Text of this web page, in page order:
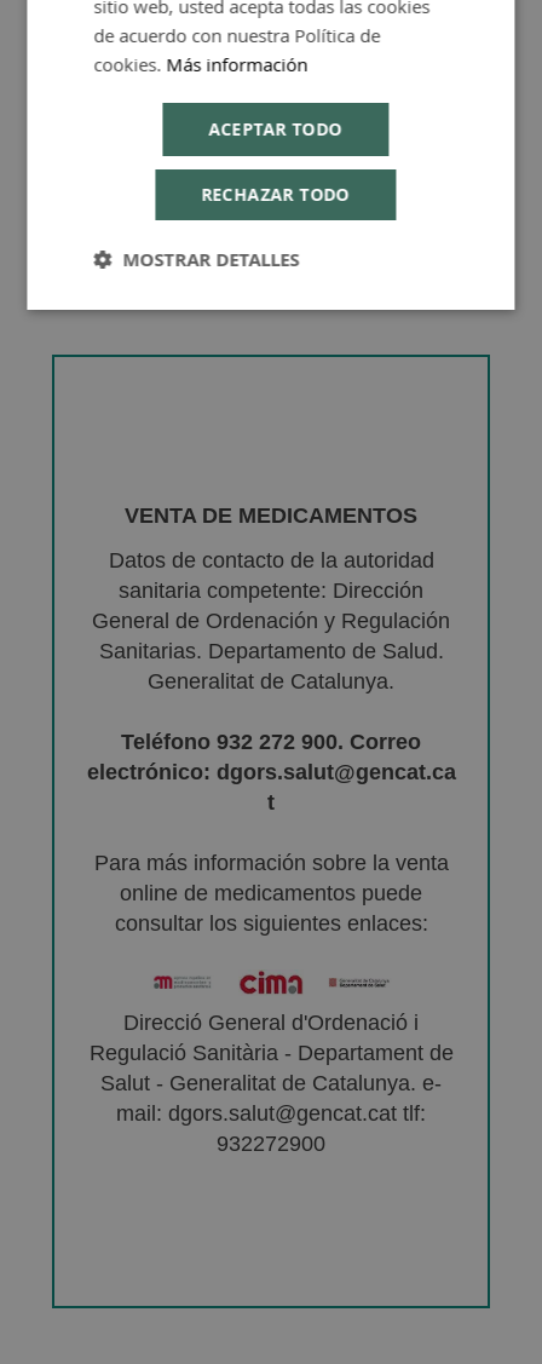
Consejos de Compra Producto
VENTA DE MEDICAMENTOS
Datos de contacto de la autoridad
sanitaria competente: Dirección
General de Ordenación y Regulación
Sanitarias. Departamento de Salud.
Generalitat de Catalunya.
Teléfono 932 272 900. Correo
electrónico: dgors.salut@gencat.ca
t
Para más información sobre la venta
online de medicamentos puede
consultar los siguientes enlaces:
Direcció General d'Ordenació i
Regulació Sanitària - Departament de
Salut - Generalitat de Catalunya. e-
mail: dgors.salut@gencat.cat tlf:
932272900
sitio web, usted acepta todas las cookies
de acuerdo con nuestra Política de
cookies. Más información
ACEPTAR TODO
RECHAZAR TODO
MOSTRAR DETALLES